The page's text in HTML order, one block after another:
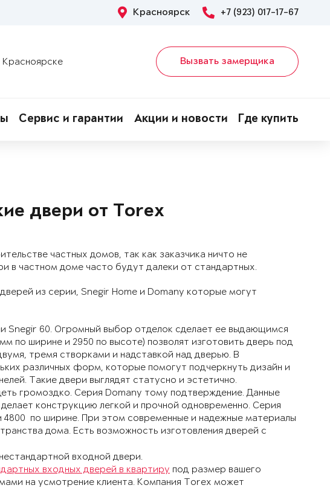
Красноярск +7 (923) 017-17-67
Вызвать замерщика
Сервис и гарантии Акции и новости Где купить
двери от Torex
частных домов, так как заказчика ничто не
в частном доме часто будут далеки от стандартных.
из серии, Snegir Home и Domany которые могут
Snegir 60. Огромный выбор отделок сделает ее выдающимся
по ширине и 2950 по высоте) позволят изготовить дверь под
тремя створками и надставкой над дверью. В
различных форм, которые помогут подчеркнуть дизайн и
Такие двери выглядят статусно и эстетично.
громоздко. Серия Domany тому подтверждение. Данные
конструкцию легкой и прочной одновременно. Серия
по ширине. При этом современные и надежные материалы
дома. Есть возможность изготовления дверей с
входных дверей в квартиру под размер вашего
на усмотрение клиента. Компания Torex может